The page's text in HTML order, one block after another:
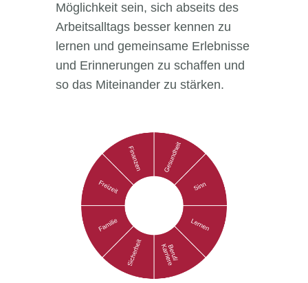
Möglichkeit sein, sich abseits des
Arbeitsalltags besser kennen zu
lernen und gemeinsame Erlebnisse
und Erinnerungen zu schaffen und
so das Miteinander zu stärken.